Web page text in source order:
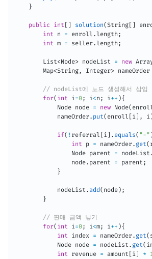
}
public int solution(String
int n = enroll .length ;
int m = seller.length ;
List<Node> nodeList = new
Map<String, Integer> nameOrder
// nodeList에 노드 생성해서 삽입
for( int i=0; i<n ; i++ ){
Node node = new Node(
            nameOrder
. put( enroll i , i
if( ! referral i . equals( "-"
int p = nameOrder. get(
Node parent = nodeList .
                node
. parent = parent ;
}
            nodeList
.add ( node ) ;
}
// 판매 금액 넣기
for( int i=0; i<m; i++ ){
int index = nameOrder. get(
Node node = nodeList . get(
int revenue = amount i *